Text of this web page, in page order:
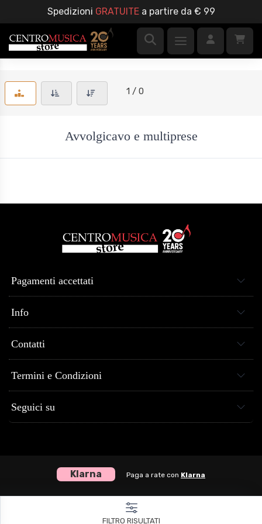
Spedizioni GRATUITEa partire da € 99
1 / 0
Avvolgicavo e multiprese
Pagamenti accettati
Info
Contatti
Termini e Condizioni
Seguici su
FILTRO RISULTATI
Klarna Paga a rate con Klarna
Centro Musica Store® dal 2005 al tuo servizio - P.Iva 04307120651